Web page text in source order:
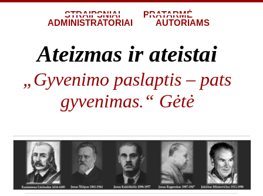
STRAIPSNIAI
PRATARMĖ
ADMINISTRATORIAI
AUTORIAMS
Ateizmas ir ateistai
„Gyvenimo paslaptis – pats
gyvenimas.“ Gėtė